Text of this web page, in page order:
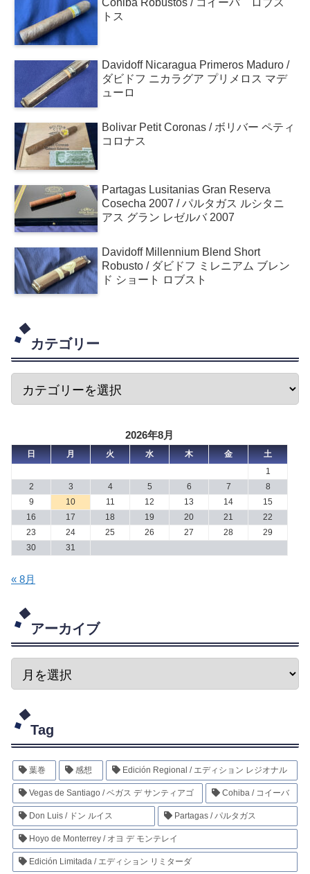
Cohiba Robustos / コイーバ ロブス
トス
Davidoff Nicaragua Primeros Maduro /
ダビドフ ニカラグア プリメロス マデ
ューロ
Bolivar Petit Coronas / ボリバー ペティ
コロナス
Partagas Lusitanias Gran Reserva
Cosecha 2007 / パルタガス ルシタニ
アス グラン レゼルバ 2007
Davidoff Millennium Blend Short
Robusto / ダビドフ ミレニアム ブレン
ド ショート ロブスト
カテゴリー
2026年8月
日 月 火 水 木 金
土
1
2
3 4 5 6 7
8
9
10 11 12 13 14
15
16
17 18 19 20 21
22
23
24 25 26 27 28
29
30
31
« 8月
アーカイブ
Tag
葉巻 感想 Edición Regional / エディション レジオナル
Vegas de Santiago / ベガス デ サンティアゴ Cohiba / コイーバ
Don Luis / ドン ルイス Partagas / パルタガス
Hoyo de Monterrey / オヨ デ モンテレイ
Edición Limitada / エディション リミターダ